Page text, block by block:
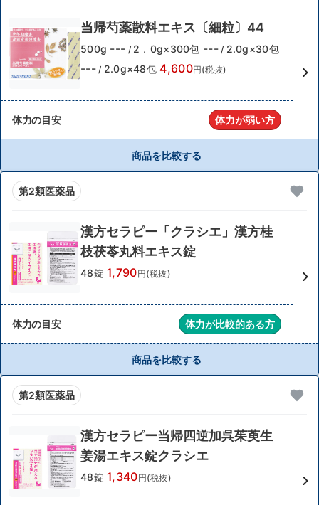
当帰芍薬散料エキス〔細粒〕44
500g --- / 2．0g×300包 --- / 2.0g×30包
--- / 2.0g×48包 4,600円(税抜)
体力の目安 体力が弱い方
商品を比較する
第2類医薬品
漢方セラピー「クラシエ」漢方桂
枝茯苓丸料エキス錠
48錠 1,790円(税抜)
体力の目安 体力が比較的ある方
商品を比較する
第2類医薬品
漢方セラピー当帰四逆加呉茱萸生
姜湯エキス錠クラシエ
48錠 1,340円(税抜)